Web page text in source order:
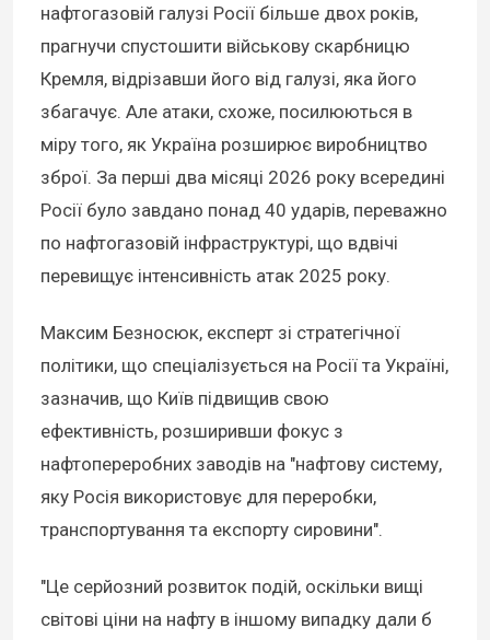
нафтогазовій галузі Росії більше двох років,
прагнучи спустошити військову скарбницю
Кремля, відрізавши його від галузі, яка його
збагачує. Але атаки, схоже, посилюються в
міру того, як Україна розширює виробництво
зброї. За перші два місяці 2026 року всередині
Росії було завдано понад 40 ударів, переважно
по нафтогазовій інфраструктурі, що вдвічі
перевищує інтенсивність атак 2025 року.
Максим Безносюк, експерт зі стратегічної
політики, що спеціалізується на Росії та Україні,
зазначив, що Київ підвищив свою
ефективність, розширивши фокус з
нафтопереробних заводів на "нафтову систему,
яку Росія використовує для переробки,
транспортування та експорту сировини".
"Це серйозний розвиток подій, оскільки вищі
світові ціни на нафту в іншому випадку дали б